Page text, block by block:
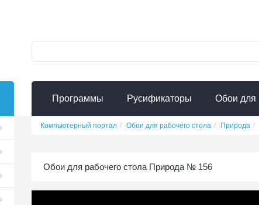
Программы Русификаторы Обои для
Компьютерный портал Обои для рабочего стола Природа
Обои для рабочего стола Природа № 156